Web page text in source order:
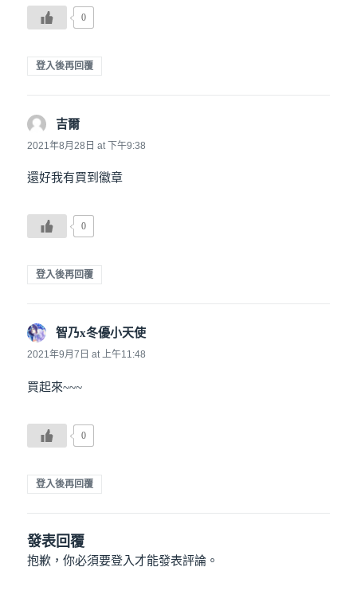
0
登入後再回覆
吉爾
2021年8月28日 at 下午9:38
還好我有買到徽章
0
登入後再回覆
智乃x冬優小天使
2021年9月7日 at 上午11:48
買起來~~~
0
登入後再回覆
發表回覆
抱歉，你必須要登入 才能發表評論。